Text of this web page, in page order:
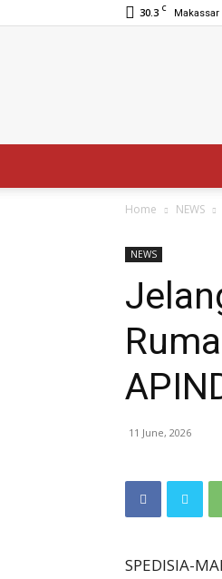
30.3 C Makassar
Home NEWS
NEWS
11 June, 2026
SPEDISIA-